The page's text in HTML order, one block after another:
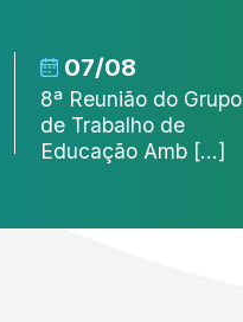
07/08
8ª Reunião do Grupo
de Trabalho de
Educação Amb [...]